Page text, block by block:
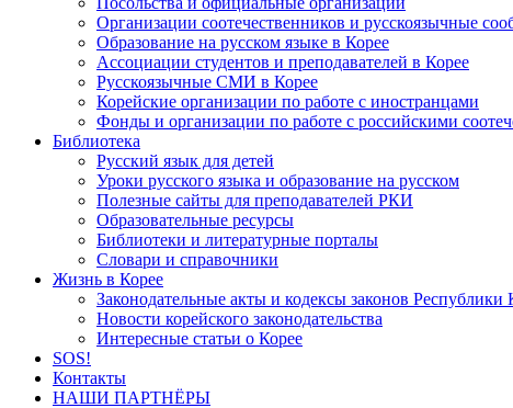
Организации соотечественников и русскоязычные
Образование на русском языке в Корее
Ассоциации студентов и преподавателей в Корее
Русскоязычные СМИ в Корее
Корейские организации по работе с иностранцами
Фонды и организации по работе с российскими
Библиотека
Русский язык для детей
Уроки русского языка и образование на русском
Полезные сайты для преподавателей РКИ
Образовательные ресурсы
Библиотеки и литературные порталы
Словари и справочники
Жизнь в Корее
Законодательные акты и кодексы законов Республики
Новости корейского законодательства
Интересные статьи о Корее
SOS!
Контакты
НАШИ ПАРТНЁРЫ